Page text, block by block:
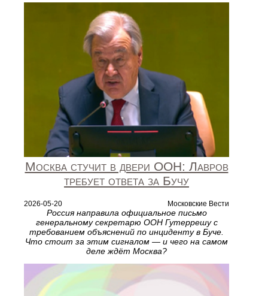
Москва стучит в двери ООН: Лавров
требует ответа за Бучу
2026-05-20 Московские Вести
Россия направила официальное письмо
генеральному секретарю ООН Гутеррешу с
требованием объяснений по инциденту в Буче.
Что стоит за этим сигналом — и чего на самом
деле ждёт Москва?